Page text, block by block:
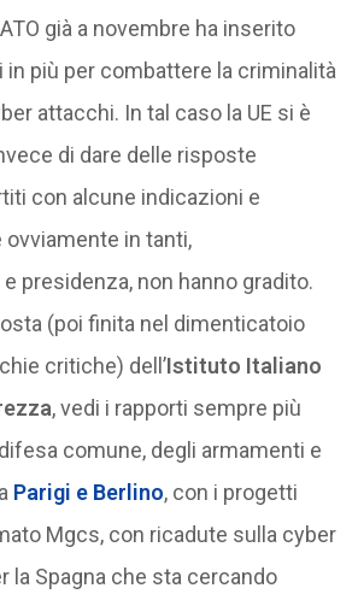
già a novembre ha inserito
più per combattere la criminalità
attacchi. In tal caso la UE si è
di dare delle risposte
con alcune indicazioni e
in tanti,
presidenza, non hanno gradito.
(poi finita nel dimenticatoio
critiche) dell’Istituto Italiano
, vedi i rapporti sempre più
comune, degli armamenti e
Parigi e Berlino, con i progetti
Mgcs, con ricadute sulla cyber
la Spagna che sta cercando